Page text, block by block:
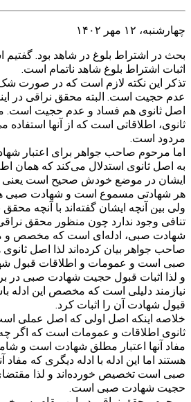
چهارشنبه، ۱۲ مهر ۱۴۰۲
بحث در اشتراط بلوغ در شاهد بود. گفتیم
اثبات اشتراط بلوغ شاهد ناتمام است.
تذکر این نکته لازم است که در صورت
عدم حجیت است. البته محقق نراقی در
اصل ثانوی هم فساد و عدم حجیت است.
ثانوی، اطلاقاتی است که از آنها استفاده
مردود است.
اما مرحوم صاحب جواهر برای اعتبار
به اصل ثانوی استدلال می‌کند که همان
ایشان در موضع خودش صحیح است یعنی
هر شهادتی مسموع است و شهادت صبی
ولی بین آنچه ایشان گفته‌اند با آنچه
تنافی وجود ندارد چون منظور محقق
شهادت صبی، ادله‌ای است که مخصص و
صاحب جواهر بیان کرده‌اند لذا اصل
صبی است و عمومات و اطلاقات قبول
و لذا اثبات قبول حجیت شهادت صبی در
نیازمند دلیلی است که مخصص این ادله
قبول شهادت آن را اثبات کرد.
خلاصه اینکه اصل اولی که اصل عملی
ثانوی اطلاقات و عمومات است که اگر چه
مفاد آنها اعتبار مطلق شهادت است و
هستند اما این ادله با ادله دیگری که مفاد
صبی است تخصیص خورده‌اند و لذا
حجیت شهادت صبی است.